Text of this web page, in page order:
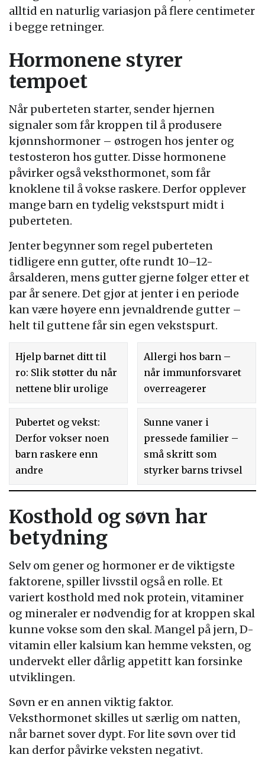
alltid en naturlig variasjon på flere centimeter
i begge retninger.
Hormonene styrer
tempoet
Når puberteten starter, sender hjernen
signaler som får kroppen til å produsere
kjønnshormoner – østrogen hos jenter og
testosteron hos gutter. Disse hormonene
påvirker også veksthormonet, som får
knoklene til å vokse raskere. Derfor opplever
mange barn en tydelig vekstspurt midt i
puberteten.
Jenter begynner som regel puberteten
tidligere enn gutter, ofte rundt 10–12-
årsalderen, mens gutter gjerne følger etter et
par år senere. Det gjør at jenter i en periode
kan være høyere enn jevnaldrende gutter –
helt til guttene får sin egen vekstspurt.
Hjelp barnet ditt til
ro: Slik støtter du når
nettene blir urolige
Allergi hos barn –
når immunforsvaret
overreagerer
Pubertet og vekst:
Derfor vokser noen
barn raskere enn
andre
Sunne vaner i
pressede familier –
små skritt som
styrker barns trivsel
Kosthold og søvn har
betydning
Selv om gener og hormoner er de viktigste
faktorene, spiller livsstil også en rolle. Et
variert kosthold med nok protein, vitaminer
og mineraler er nødvendig for at kroppen skal
kunne vokse som den skal. Mangel på jern, D-
vitamin eller kalsium kan hemme veksten, og
undervekt eller dårlig appetitt kan forsinke
utviklingen.
Søvn er en annen viktig faktor.
Veksthormonet skilles ut særlig om natten,
når barnet sover dypt. For lite søvn over tid
kan derfor påvirke veksten negativt.